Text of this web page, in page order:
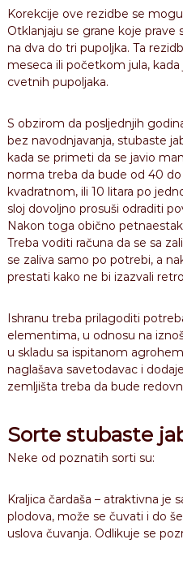
Korekcije ove rezidbe se
Otklanjaju se grane koje prave
na dva do tri pupoljka. Ta
meseca ili početkom jula,
cvetnih pupoljaka.
S obzirom da posljednjih
bez navodnjavanja, stubaste
kada se primeti da se javio
norma treba da bude od 40
kvadratnom, ili 10 litara po
sloj dovoljno prosuši odraditi
Nakon toga obično
Treba voditi računa da se sa
se zaliva samo po potrebi, a
prestati kako ne bi izazvali
Ishranu treba prilagoditi
elementima, u odnosu na
u skladu sa ispitanom
naglašava savetodavac i
zemljišta treba da bude
Sorte stubaste
Neke od poznatih sorti su:
Kraljica čardaša – atraktivna je
plodova, može se čuvati i do
uslova čuvanja. Odlikuje se